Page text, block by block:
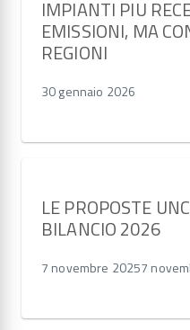
IMPIANTI PIU
EMISSIONI, MA
REGIONI
30 gennaio 2026
LE PROPOSTE
BILANCIO 2026
7 novembre 20257